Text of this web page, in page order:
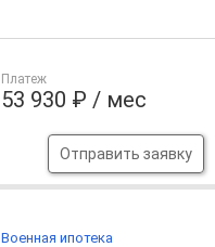
Платеж
53 930 ₽ / мес
Отправить заявку
Военная ипотека